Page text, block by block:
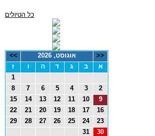
כל הטיולים
<< אוגוסט, 2026
>>
א
ב ג ד ה ו
ז
1
2
3
4
5
6
7
8
9
10
11
12
13
14
15
16
17
18
19
20
21
22
23
24
25
26
27
28
29
30
31